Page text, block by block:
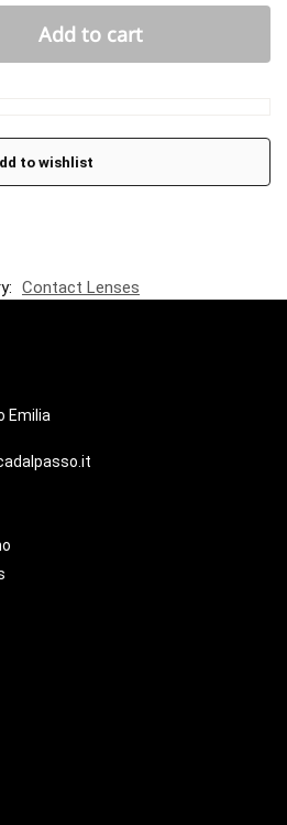
Add to cart
to wishlist
Contact Lenses
Emilia